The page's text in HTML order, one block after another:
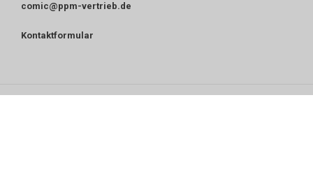
comic@ppm-vertrieb.de
Kontaktformular